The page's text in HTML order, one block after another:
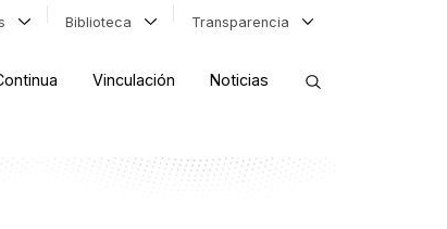
Biblioteca Transparencia
Vinculación Noticias